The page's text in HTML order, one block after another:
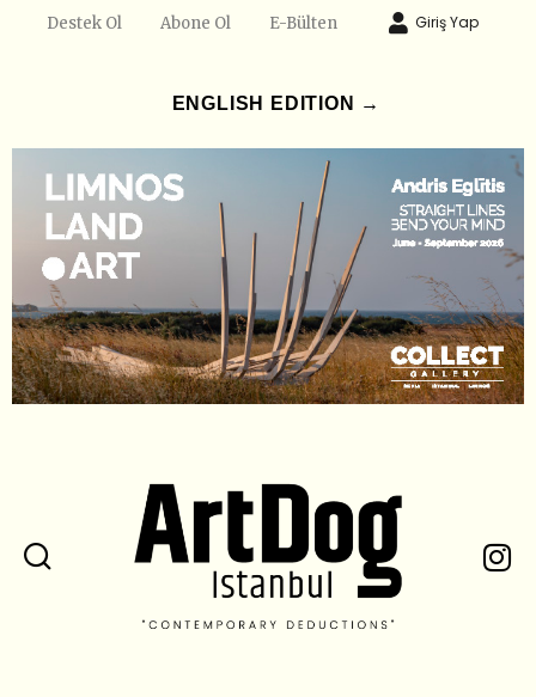
Destek Ol Abone Ol E-Bülten Giriş Yap
ENGLISH EDITION →